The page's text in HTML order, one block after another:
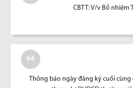
CBTT: V/v Bổ nhiệm
64
Thông báo ngày đăng ký cuối